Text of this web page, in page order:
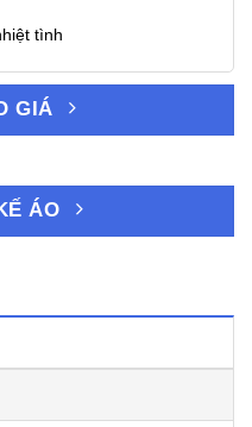
tình
GIÁ
ÁO